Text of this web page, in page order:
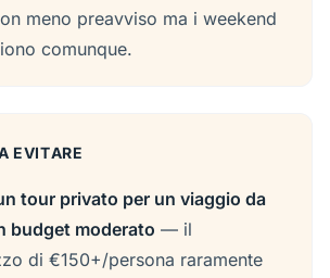
meno preavviso ma i weekend
comunque.
EVITARE
tour privato per un viaggio da
budget moderato — il
di €150+/persona raramente